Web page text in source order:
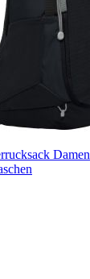
Damen